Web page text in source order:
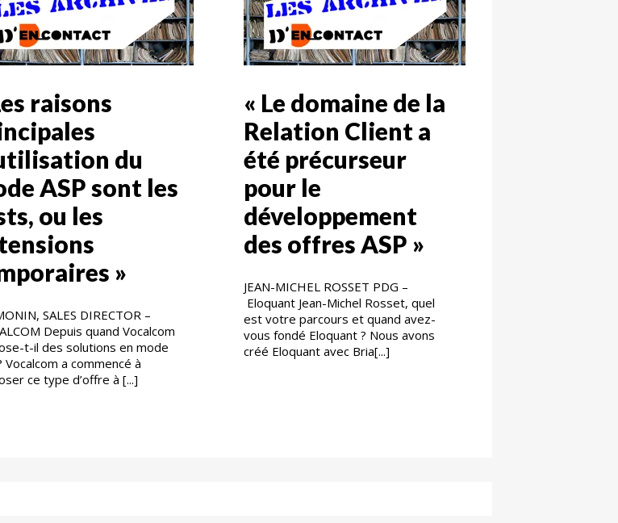
raisons
du
ASP sont les
ou les
»
SALES DIRECTOR –
Depuis quand Vocalcom
t-il des solutions en mode
Vocalcom a commencé à
ce type d’offre à [...]
« Le domaine de la
Relation Client a
été précurseur
pour le
développement
des offres ASP »
JEAN-MICHEL ROSSET PDG –
Eloquant Jean-Michel Rosset, quel
est votre parcours et quand avez-
vous fondé Eloquant ? Nous avons
créé Eloquant avec Bria[...]